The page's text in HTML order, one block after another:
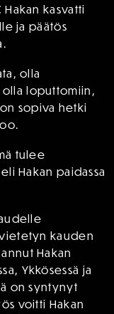
kasvatti
ja päätös
olla
olla loputtomiin,
sopiva hetki
tulee
Hakan paidassa
kauden
Hakan
Ykkösessä ja
on syntynyt
voitti Hakan